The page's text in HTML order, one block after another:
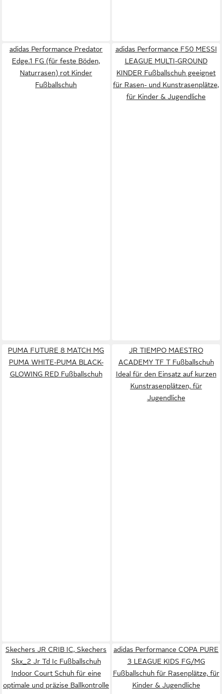
adidas Performance Predator
Edge.1 FG (für feste Böden,
Naturrasen) rot Kinder
Fußballschuh
adidas Performance F50 MESSI
LEAGUE MULTI-GROUND
KINDER Fußballschuh geeignet
für Rasen- und Kunstrasenplätze,
für Kinder & Jugendliche
PUMA FUTURE 8 MATCH MG
PUMA WHITE-PUMA BLACK-
GLOWING RED Fußballschuh
JR TIEMPO MAESTRO
ACADEMY TF T Fußballschuh
Ideal für den Einsatz auf kurzen
Kunstrasenplätzen, für
Jugendliche
Skechers JR CRIB IC, Skechers
Skx_2 Jr Td Ic Fußballschuh
Indoor Court Schuh für eine
optimale und präzise Ballkontrolle
adidas Performance COPA PURE
3 LEAGUE KIDS FG/MG
Fußballschuh für Rasenplätze, für
Kinder & Jugendliche